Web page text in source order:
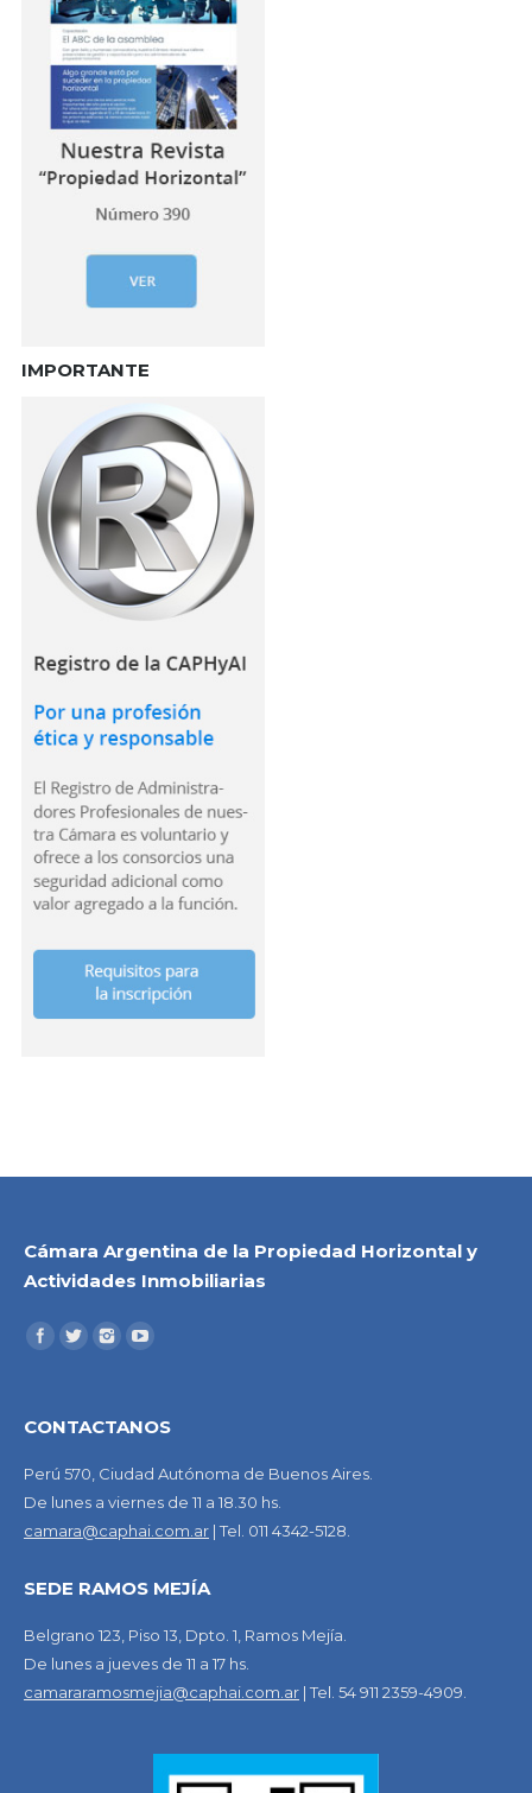
IMPORTANTE
Cámara Argentina de la Propiedad Horizontal y
Actividades Inmobiliarias
CONTACTANOS
Perú 570, Ciudad Autónoma de Buenos Aires.
De lunes a viernes de 11 a 18.30 hs.
camara@caphai.com.ar | Tel. 011 4342-5128.
SEDE RAMOS MEJÍA
Belgrano 123, Piso 13, Dpto. 1, Ramos Mejía.
De lunes a jueves de 11 a 17 hs.
camararamosmejia@caphai.com.ar | Tel. 54 911 2359-4909.